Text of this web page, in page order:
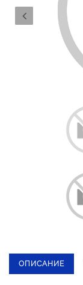
ОПИСАНИЕ